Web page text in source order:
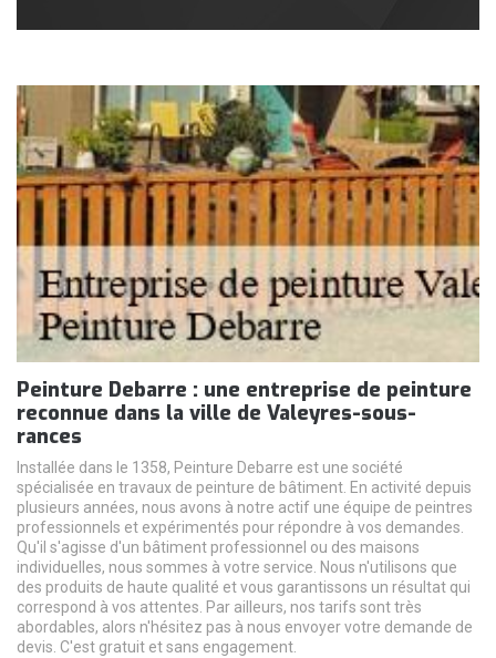
Peinture Debarre : une entreprise de peinture
reconnue dans la ville de Valeyres-sous-
rances
Installée dans le 1358, Peinture Debarre est une société
spécialisée en travaux de peinture de bâtiment. En activité depuis
plusieurs années, nous avons à notre actif une équipe de peintres
professionnels et expérimentés pour répondre à vos demandes.
Qu'il s'agisse d'un bâtiment professionnel ou des maisons
individuelles, nous sommes à votre service. Nous n'utilisons que
des produits de haute qualité et vous garantissons un résultat qui
correspond à vos attentes. Par ailleurs, nos tarifs sont très
abordables, alors n'hésitez pas à nous envoyer votre demande de
devis. C'est gratuit et sans engagement.